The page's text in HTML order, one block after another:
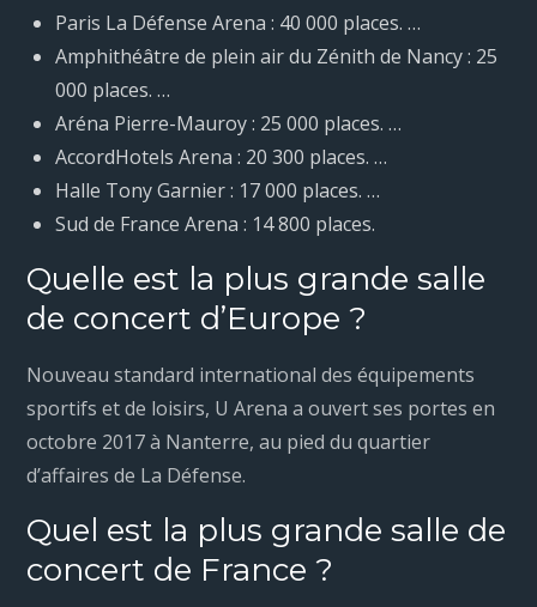
Paris La Défense Arena : 40 000 places. …
Amphithéâtre de plein air du Zénith de Nancy : 25
000 places. …
Aréna Pierre-Mauroy : 25 000 places. …
AccordHotels Arena : 20 300 places. …
Halle Tony Garnier : 17 000 places. …
Sud de France Arena : 14 800 places.
Quelle est la plus grande salle
de concert d’Europe ?
Nouveau standard international des équipements
sportifs et de loisirs, U Arena a ouvert ses portes en
octobre 2017 à Nanterre, au pied du quartier
d’affaires de La Défense.
Quel est la plus grande salle de
concert de France ?